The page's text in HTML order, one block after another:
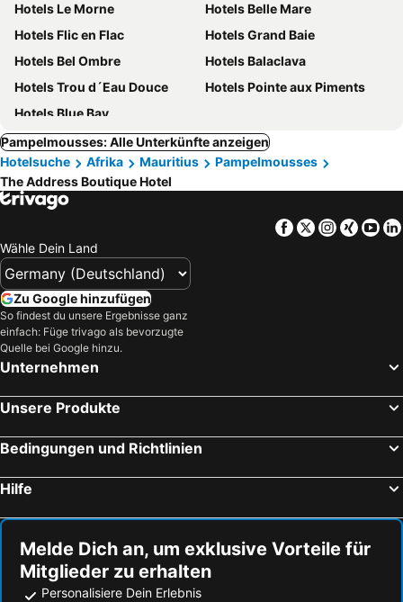
Hotels Le Morne
Hotels Belle Mare
Hotels Flic en Flac
Hotels Grand Baie
Hotels Bel Ombre
Hotels Balaclava
Hotels Trou d´Eau Douce
Hotels Pointe aux Piments
Hotels Blue Bay
Pampelmousses: Alle Unterkünfte anzeigen
Hotelsuche
Afrika Mauritius
Pampelmousses
The Address Boutique Hotel
Facebook
TwitterXing
Wähle Dein Land
Zu Google hinzufügen
So findest du unsere Ergebnisse ganz
einfach: Füge trivago als bevorzugte
Quelle bei Google hinzu.
Unternehmen
Unsere Produkte
Bedingungen und Richtlinien
Hilfe
Melde Dich an, um exklusive Vorteile für
Mitglieder zu erhalten
Personalisiere Dein Erlebnis